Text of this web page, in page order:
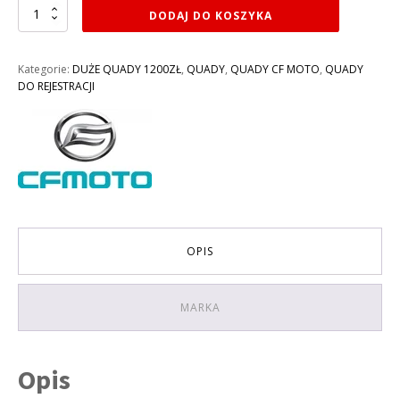
ilość
QUAD
MOTO
C-
EPS
rejestracji,
KOLOR
DROGOWA
DODAJ DO KOSZYKA
Kategorie: DUŻE QUADY 1200ZŁ, QUADY, QUADY CF MOTO, QUADY
DO REJESTRACJI
OPIS
MARKA
Opis